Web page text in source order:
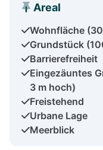
Areal
Wohnfläche
Grundstück
Barrierefreiheit
Eingezäuntes
3 m hoch)
Freistehend
Urbane Lage
Meerblick